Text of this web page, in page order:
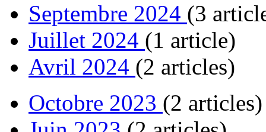
Septembre 2024 (3
Juillet 2024 (1 article)
Avril 2024 (2 articles)
Octobre 2023 (2 articles)